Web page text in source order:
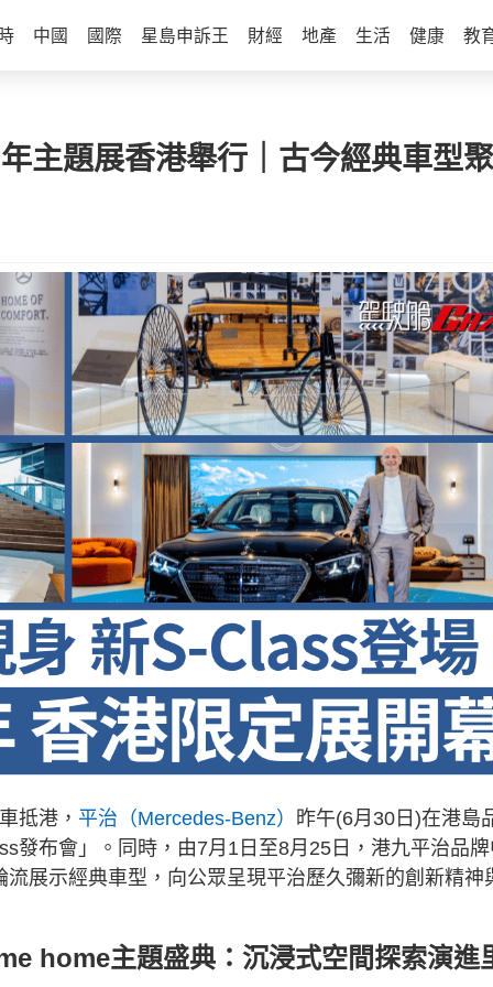
中國 國際 星島申訴王 財經 地產 生活 健康 教
主題展香港舉行｜古今經典車型
抵港， 平治（Mercedes-Benz） 昨午(6月30日)在港島
發布會」。同時，由7月1日至8月25日，港九平治品
展示經典車型，向公眾呈現平治歷久彌新的創新精神
home主題盛典：沉浸式空間探索演進